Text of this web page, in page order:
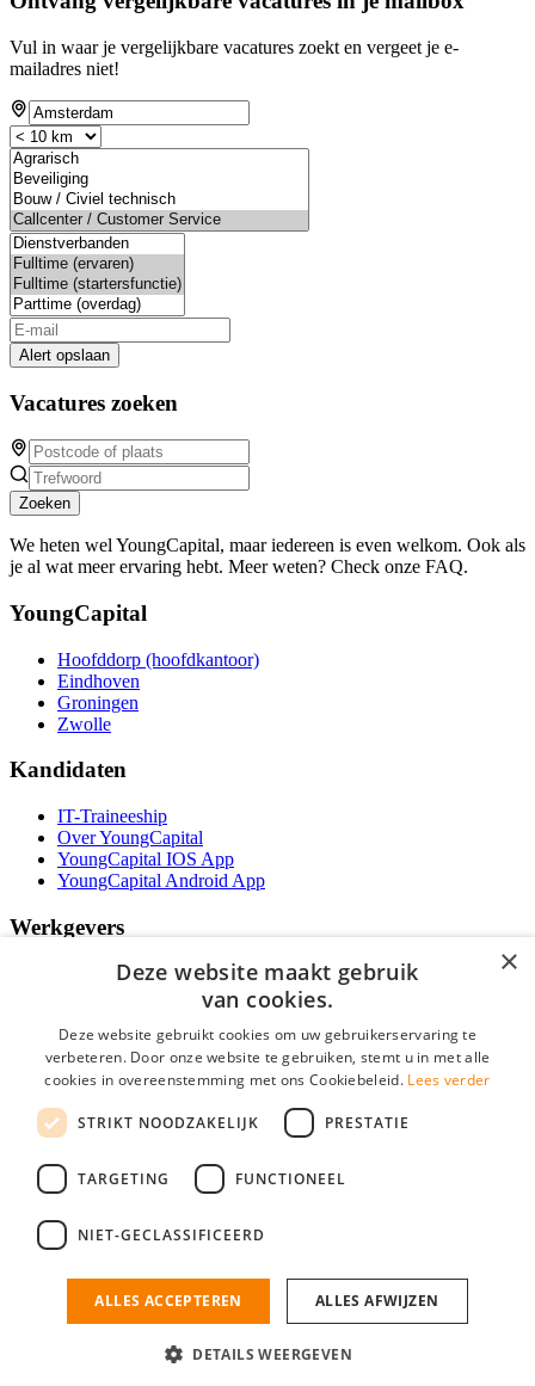
Vul in waar je vergelijkbare vacatures zoekt en vergeet je e-
mailadres niet!
Alert opslaan
Vacatures zoeken
Zoeken
We heten wel YoungCapital, maar iedereen is even welkom. Ook als
je al wat meer ervaring hebt. Meer weten? Check onze FAQ.
YoungCapital
Hoofddorp (hoofdkantoor)
Eindhoven
Groningen
Zwolle
Kandidaten
IT-Traineeship
Over YoungCapital
YoungCapital IOS App
YoungCapital Android App
Werkgevers
Het concept
Contractvormen
Brochure aanvragen
Vacature aanmelden
F.A.Q.
Social
IT Vacatures is onderdeel van YoungCapital • © 2026 • KvK nr: 34199416 •
×
Deze website maakt gebruik
van cookies.
Deze website gebruikt cookies om uw gebruikerservaring te
verbeteren. Door onze website te gebruiken, stemt u in met alle
cookies in overeenstemming met ons Cookiebeleid. Lees verder
STRIKT NOODZAKELIJK PRESTATIE
TARGETING FUNCTIONEEL
NIET-GECLASSIFICEERD
ALLES ACCEPTEREN ALLES AFWIJZEN
DETAILS WEERGEVEN